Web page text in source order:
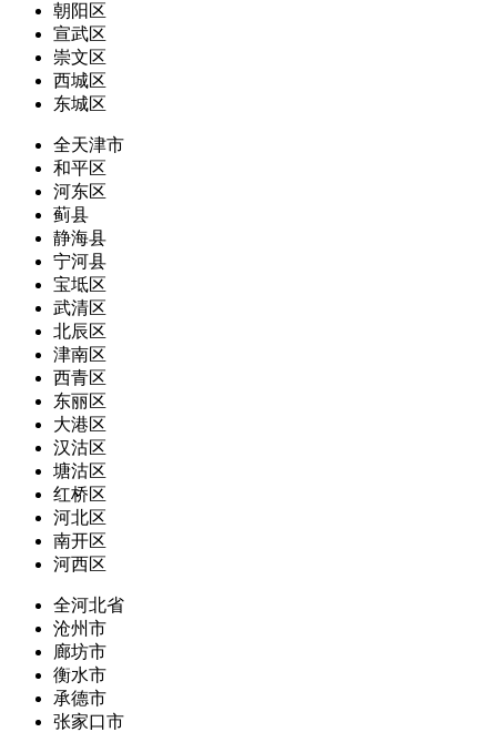
朝阳区
宣武区
崇文区
西城区
东城区
全天津市
和平区
河东区
蓟县
静海县
宁河县
宝坻区
武清区
北辰区
津南区
西青区
东丽区
大港区
汉沽区
塘沽区
红桥区
河北区
南开区
河西区
全河北省
沧州市
廊坊市
衡水市
承德市
张家口市